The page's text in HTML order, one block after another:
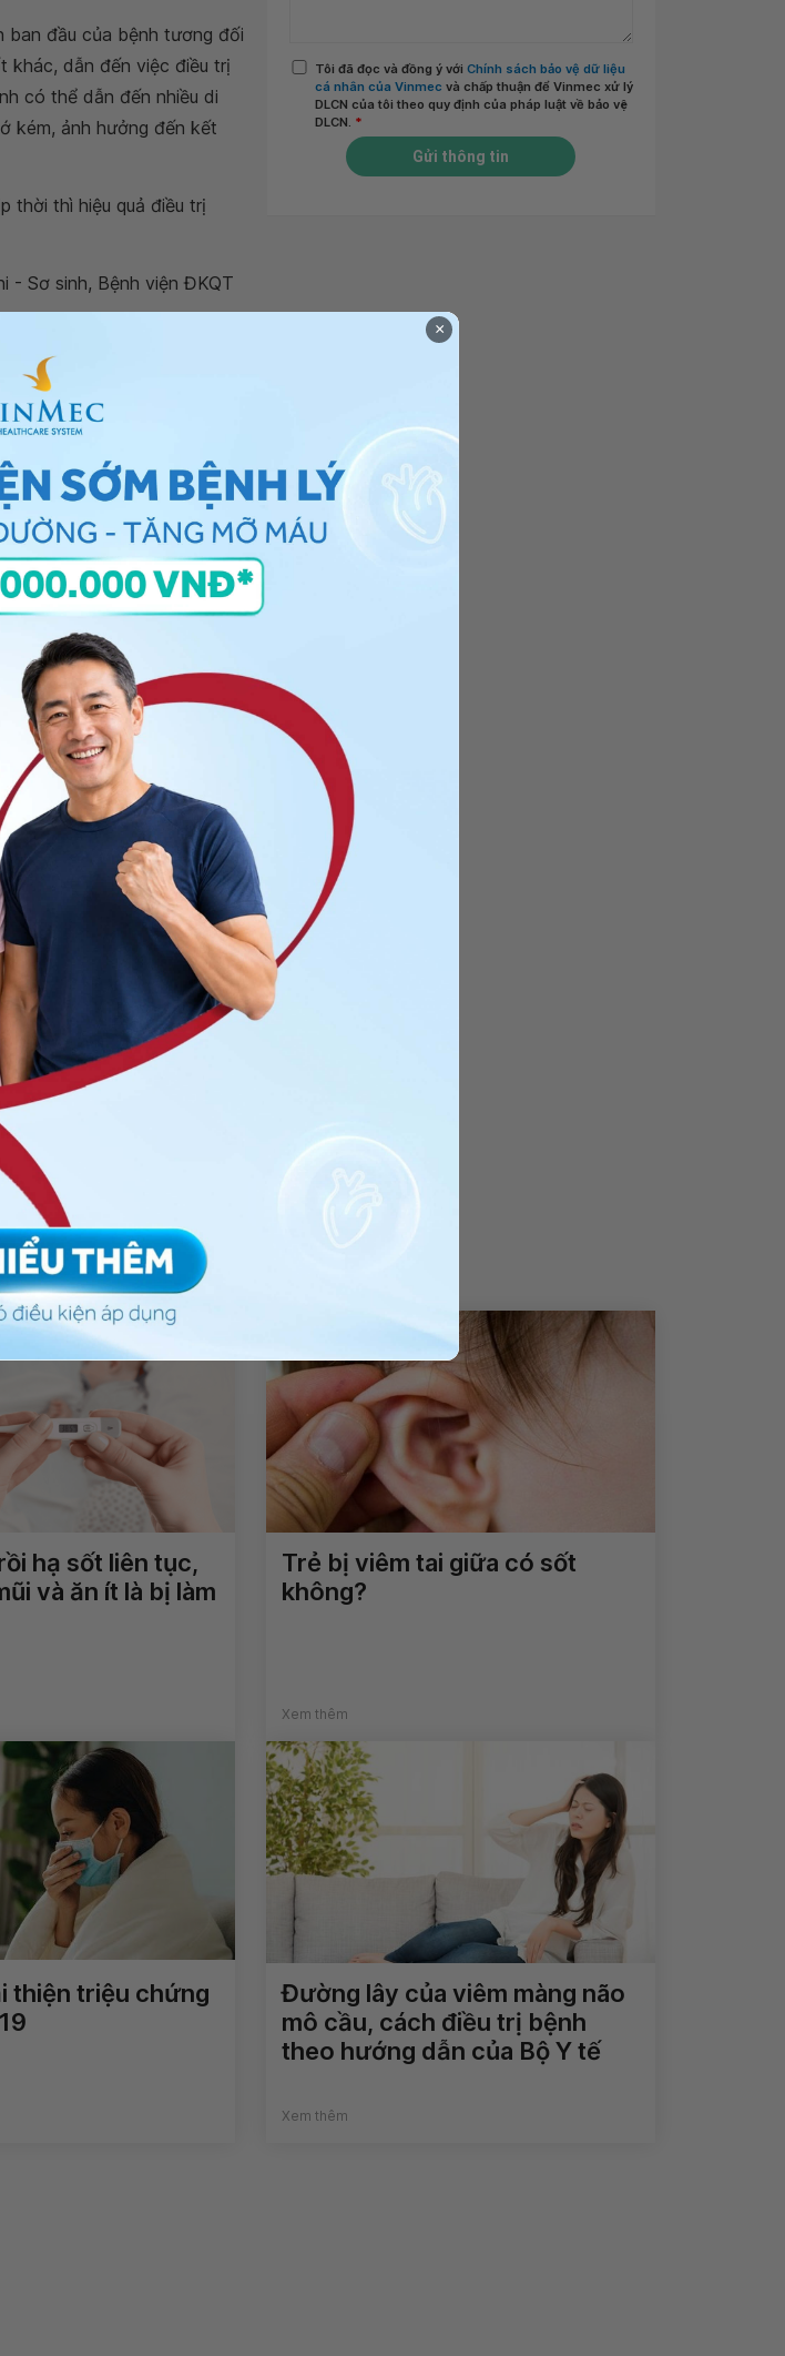
ban đầu của bệnh tương đối
khác, dẫn đến việc điều trị
có thể dẫn đến nhiều di
kém, ảnh hưởng đến kết
thời thì hiệu quả điều trị
- Sơ sinh, Bệnh viện ĐKQT
GÓI DỊCH VỤ hoặc đặt
để quản lý, theo dõi
được không
màng não
Tôi đã đọc và đồng ý với Chính sách bảo vệ dữ liệu
cá nhân của Vinmec và chấp thuận để Vinmec xử lý
DLCN của tôi theo quy định của pháp luật về bảo vệ
DLCN. *
Gửi thông tin
hạ sốt liên tục,
và ăn ít là bị làm
Trẻ bị viêm tai giữa có sốt
không?
Xem thêm
thiện triệu chứng
Đường lây của viêm màng não
mô cầu, cách điều trị bệnh
theo hướng dẫn của Bộ Y tế
Xem thêm
×